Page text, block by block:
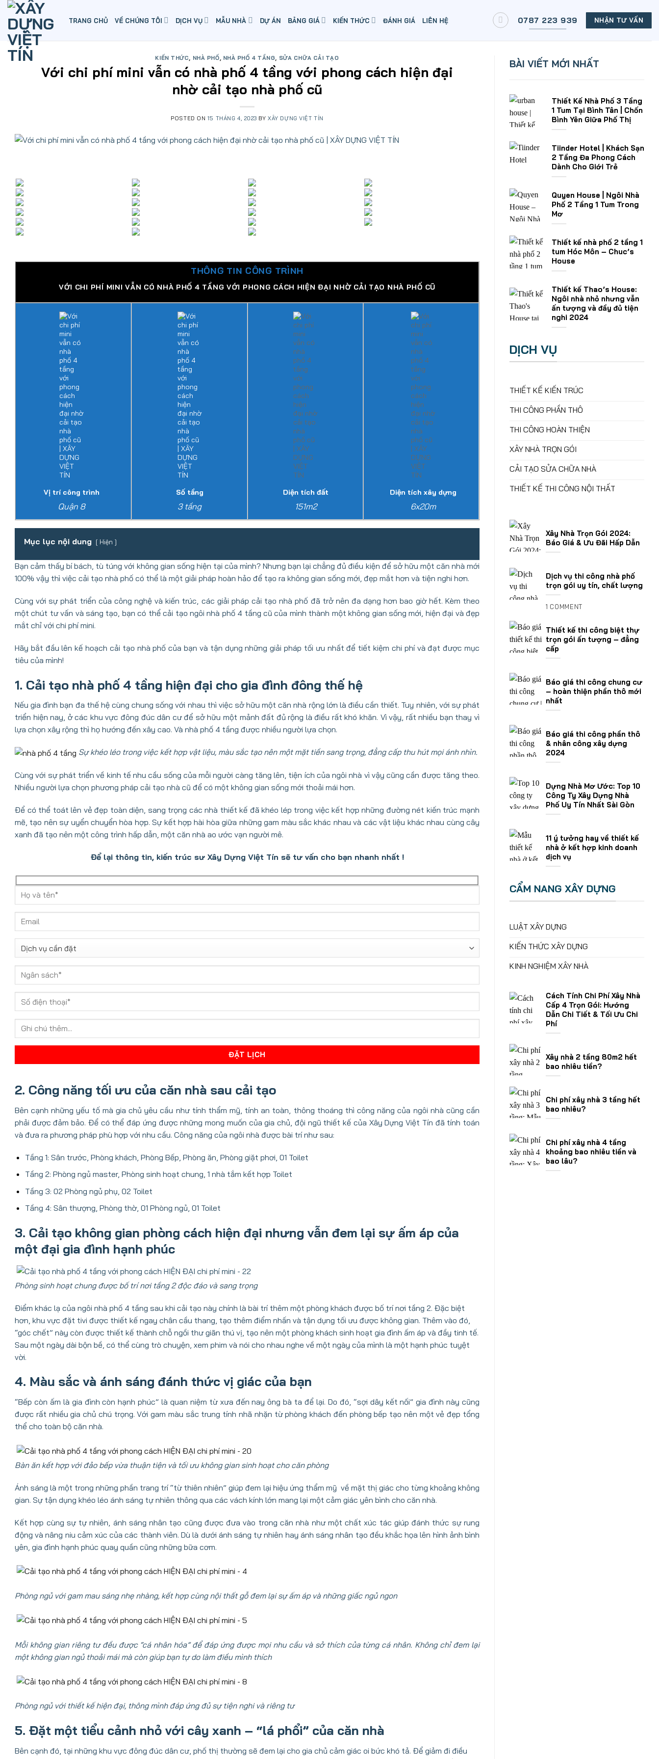
Skip
content
TRANG CHỦ VỀ CHÚNG TÔI DỊCH VỤ MẪU NHÀ DỰ ÁN BẢNG GIÁ KIẾN THỨC ĐÁNH GIÁ LIÊN HỆ 0787 223 939 NHẬN TƯ VẤN
KIẾN THỨC, NHÀ PHỐ, NHÀ PHỐ 4 TẦNG, SỬA CHỮA CẢI TẠO
Với chi phí mini vẫn có nhà phố 4 tầng với phong cách hiện đại
nhờ cải tạo nhà phố cũ
POSTED ON 15 THÁNG 4, 2023 BYXÂY DỰNG VIỆT TÍN
THÔNG TIN CÔNG TRÌNH
VỚI CHI PHÍ MINI VẪN CÓ NHÀ PHỐ 4 TẦNG VỚI PHONG CÁCH HIỆN ĐẠI NHỜ CẢI TẠO NHÀ PHỐ CŨ
Vị trí công trình
Quận 8
Số tầng
3 tầng
Diện tích đất
151m2
Diện tích xây dựng
6x20m
Mục lục nội dung Hiện
Bạn cảm thấy bí bách, tù túng với không gian sống hiện tại của mình? Nhưng bạn lại chẳng đủ điều kiện để sở hữu một căn nhà mới
100% vậy thì việc cải tạo nhà phố có thể là một giải pháp hoàn hảo để tạo ra không gian sống mới, đẹp mắt hơn và tiện nghi hơn.
Cùng với sự phát triển của công nghệ và kiến trúc, các giải pháp cải tạo nhà phố đã trở nên đa dạng hơn bao giờ hết. Kèm theo
một chút tư vấn và sáng tạo, bạn có thể cải tạo ngôi nhà phố 4 tầng cũ của mình thành một không gian sống mới, hiện đại và đẹp
mắt chỉ với chi phí mini.
Hãy bắt đầu lên kế hoạch cải tạo nhà phố của bạn và tận dụng những giải pháp tối ưu nhất để tiết kiệm chi phí và đạt được mục
tiêu của mình!
1. Cải tạo nhà phố 4 tầng hiện đại cho gia đình đông thế hệ
Nếu gia đình bạn đa thế hệ cùng chung sống với nhau thì việc sở hữu một căn nhà rộng lớn là điều cần thiết. Tuy nhiên, với sự phát
triển hiện nay, ở các khu vực đông đúc dân cư để sở hữu một mảnh đất đủ rộng là điều rất khó khăn. Vì vậy, rất nhiều bạn thay vì
lựa chọn xây rộng thì họ hướng đến xây cao. Và nhà phố 4 tầng được nhiều người lựa chọn.
Sự khéo léo trong việc kết hợp vật liệu, màu sắc tạo nên một mặt tiền sang trọng, đẳng cấp thu hút mọi ánh nhìn.
Cùng với sự phát triển về kinh tế nhu cầu sống của mỗi người càng tăng lên, tiện ích của ngôi nhà vì vậy cũng cần được tăng theo.
Nhiều người lựa chọn phương pháp cải tạo nhà cũ để có một không gian sống mới thoải mái hơn.
Để có thể toát lên vẻ đẹp toàn diện, sang trọng các nhà thiết kế đã khéo lép trong việc kết hợp những đường nét kiến trúc mạnh
mẽ, tạo nên sự uyển chuyển hòa hợp. Sự kết hợp hài hòa giữa những gam màu sắc khác nhau và các vật liệu khác nhau cùng cây
xanh đã tạo nên một công trình hấp dẫn, một căn nhà ao ước vạn người mê.
Để lại thông tin, kiến trúc sư Xây Dựng Việt Tín sẽ tư vấn cho bạn nhanh nhất !
2. Công năng tối ưu của căn nhà sau cải tạo
Bên cạnh những yếu tố mà gia chủ yêu cầu như tính thẩm mỹ, tính an toàn, thông thoáng thì công năng của ngôi nhà cũng cần
phải được đảm bảo. Để có thể đáp ứng được những mong muốn của gia chủ, đội ngũ thiết kế của Xây Dựng Việt Tín đã tính toán
và đưa ra phương pháp phù hợp với nhu cầu. Công năng của ngôi nhà được bài trí như sau:
Tầng 1: Sân trước, Phòng khách, Phòng Bếp, Phòng ăn, Phòng giặt phơi, 01 Toilet
Tầng 2: Phòng ngủ master, Phòng sinh hoạt chung, 1 nhà tắm kết hợp Toilet
Tầng 3: 02 Phòng ngủ phụ, 02 Toilet
Tầng 4: Sân thượng, Phòng thờ, 01 Phòng ngủ, 01 Toilet
3. Cải tạo không gian phòng cách hiện đại nhưng vẫn đem lại sự ấm áp của
một đại gia đình hạnh phúc
Phòng sinh hoạt chung được bố trí nơi tầng 2 độc đáo và sang trọng
Điểm khác lạ của ngôi nhà phố 4 tầng sau khi cải tạo này chính là bài trí thêm một phòng khách được bố trí nơi tầng 2. Đặc biệt
hơn, khu vực đặt tivi được thiết kế ngay chân cầu thang, tạo thêm điểm nhấn và tận dụng tối ưu được không gian. Thêm vào đó,
“góc chết” này còn được thiết kế thành chỗ ngồi thư giãn thú vị, tạo nên một phòng khách sinh hoạt gia đình ấm áp và đầy tinh tế.
Sau một ngày dài bộn bề, có thể cùng trò chuyện, xem phim và nói cho nhau nghe về một ngày của mình là một hạnh phúc tuyệt
vời.
4. Màu sắc và ánh sáng đánh thức vị giác của bạn
“Bếp còn ấm là gia đình còn hạnh phúc” là quan niệm từ xưa đến nay ông bà ta để lại. Do đó, “sợi dây kết nối” gia đình này cũng
được rất nhiều gia chủ chú trọng. Với gam màu sắc trung tính nhã nhặn từ phòng khách đến phòng bếp tạo nên một vẻ đẹp tổng
thể cho toàn bộ căn nhà.
Bàn ăn kết hợp với đảo bếp vừa thuận tiện và tối ưu không gian sinh hoạt cho căn phòng
Ánh sáng là một trong những phần trang trí “từ thiên nhiên” giúp đem lại hiệu ứng thẩm mỹ về mặt thị giác cho từng khoảng không
gian. Sự tận dụng khéo léo ánh sáng tự nhiên thông qua các vách kính lớn mang lại một cảm giác yên bình cho căn nhà.
Kết hợp cùng sự tự nhiên, ánh sáng nhân tạo cũng được đưa vào trong căn nhà như một chất xúc tác giúp đánh thức sự rung
động và nâng niu cảm xúc của các thành viên. Dù là dưới ánh sáng tự nhiên hay ánh sáng nhân tạo đều khắc họa lên hình ảnh bình
yên, gia đình hạnh phúc quay quần cũng những bữa cơm.
Phòng ngủ với gam mau sáng nhẹ nhàng, kết hợp cùng nội thất gỗ đem lại sự ấm áp và những giấc ngủ ngon
Mỗi không gian riêng tư đều được “cá nhân hóa” để đáp ứng được mọi nhu cầu và sở thích của từng cá nhân. Không chỉ đem lại
một không gian ngủ thoải mái mà còn giúp bạn tự do làm điều mình thích
Phòng ngủ với thiết kế hiện đại, thông mình đáp ứng đủ sự tiện nghi và riêng tư
5. Đặt một tiểu cảnh nhỏ với cây xanh – “lá phổi” của căn nhà
Bên cạnh đó, tại những khu vực đông đúc dân cư, phố thị thường sẽ đem lại cho gia chủ cảm giác oi bức khó tả. Để giảm đi điều
BÀI VIẾT MỚI NHẤT
Thiết Kế Nhà Phố 3 Tầng
1 Tum Tại Bình Tân | Chốn
Bình Yên Giữa Phố Thị
Tiinder Hotel | Khách Sạn
2 Tầng Đa Phong Cách
Dành Cho Giới Trẻ
Quyen House | Ngôi Nhà
Phố 2 Tầng 1 Tum Trong
Mơ
Thiết kế nhà phố 2 tầng 1
tum Hóc Môn – Chuc’s
House
Thiết kế Thao’s House:
Ngôi nhà nhỏ nhưng vẫn
ấn tượng và đầy đủ tiện
nghi 2024
DỊCH VỤ
THIẾT KẾ KIẾN TRÚC
THI CÔNG PHẦN THÔ
THI CÔNG HOÀN THIỆN
XÂY NHÀ TRỌN GÓI
CẢI TẠO SỬA CHỮA NHÀ
THIẾT KẾ THI CÔNG NỘI THẤT
Xây Nhà Trọn Gói 2024:
Báo Giá & Ưu Đãi Hấp Dẫn
Dịch vụ thi công nhà phố
trọn gói uy tín, chất lượng
1 COMMENT
Thiết kế thi công biệt thự
trọn gói ấn tượng – đẳng
cấp
Báo giá thi công chung cư
– hoàn thiện phần thô mới
nhất
Báo giá thi công phần thô
& nhân công xây dựng
2024
Dựng Nhà Mơ Ước: Top 10
Công Ty Xây Dựng Nhà
Phố Uy Tín Nhất Sài Gòn
11 ý tưởng hay về thiết kế
nhà ở kết hợp kinh doanh
dịch vụ
CẨM NANG XÂY DỰNG
LUẬT XÂY DỰNG
KIẾN THỨC XÂY DỰNG
KINH NGHIỆM XÂY NHÀ
Cách Tính Chi Phí Xây Nhà
Cấp 4 Trọn Gói: Hướng
Dẫn Chi Tiết & Tối Ưu Chi
Phí
Xây nhà 2 tầng 80m2 hết
bao nhiêu tiền?
Chi phí xây nhà 3 tầng hết
bao nhiêu?
Chi phí xây nhà 4 tầng
khoảng bao nhiêu tiền và
bao lâu?